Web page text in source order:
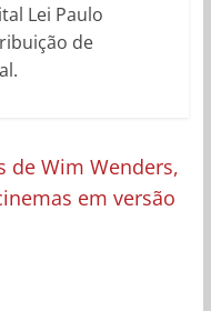
Lei Paulo
de
de Wim Wenders,
em versão